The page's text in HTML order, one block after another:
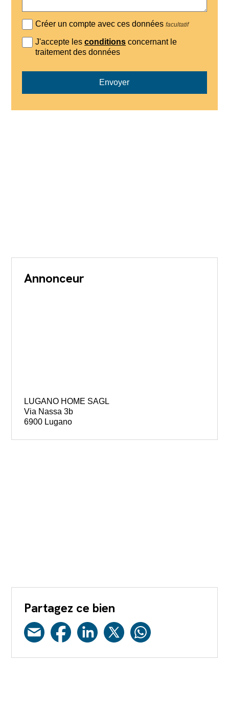
Créer un compte avec ces donnéesfacultatif
J'accepte lesconditions concernant le
traitement des données
Envoyer
Annonceur
LUGANO HOME SAGL
Via Nassa 3b
6900 Lugano
Partagez ce bien